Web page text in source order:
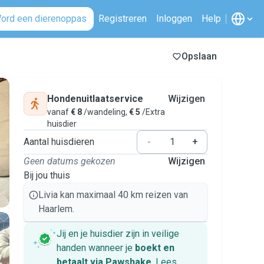
een dierenoppas Registreren Inloggen Help
Opslaan
Hondenuitlaatservice
vanaf€ 8/wandeling, € 5 /Extra
huisdier
Wijzigen
Aantal huisdieren -
+
Geen datums gekozen
Bij jou thuis
Wijzigen
Livia kan maximaal 40 km reizen van
Haarlem.
Jij en je huisdier zijn in veilige
handen wanneer je boekt en